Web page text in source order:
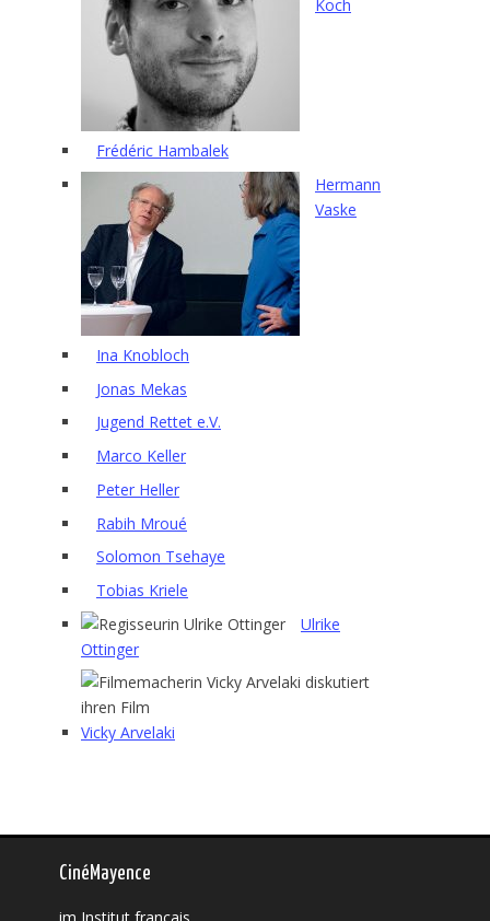
Koch
Frédéric Hambalek
Hermann
Vaske
Ina Knobloch
Jonas Mekas
Jugend Rettet e.V.
Marco Keller
Peter Heller
Rabih Mroué
Solomon Tsehaye
Tobias Kriele
Ulrike
Ottinger
Vicky Arvelaki
CinéMayence